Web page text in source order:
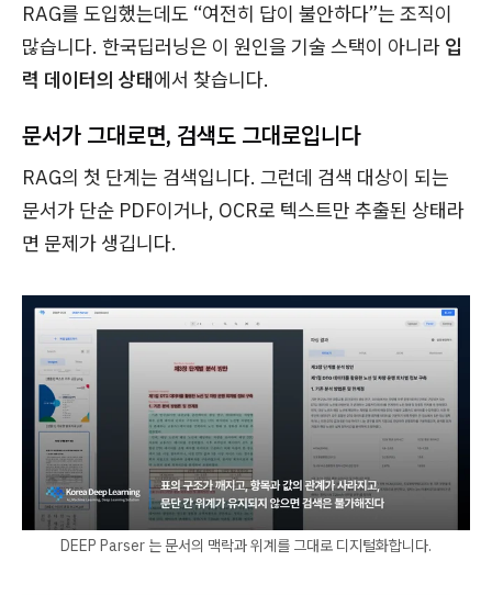
RAG를 도입했는데도 “여전히 답이 불안하다”는 조직이
많습니다. 한국딥러닝은 이 원인을 기술 스택이 아니라 입
력 데이터의 상태에서 찾습니다.
문서가 그대로면, 검색도 그대로입니다
RAG의 첫 단계는 검색입니다. 그런데 검색 대상이 되는
문서가 단순 PDF이거나, OCR로 텍스트만 추출된 상태라
면 문제가 생깁니다.
DEEP Parser 는 문서의 맥락과 위계를 그대로 디지털화합니다.